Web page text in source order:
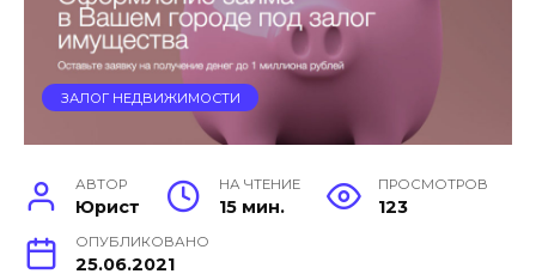
ЗАЛОГ НЕДВИЖИМОСТИ
АВТОР
Юрист
НА ЧТЕНИЕ
15 мин.
ПРОСМОТРОВ
123
ОПУБЛИКОВАНО
25.06.2021